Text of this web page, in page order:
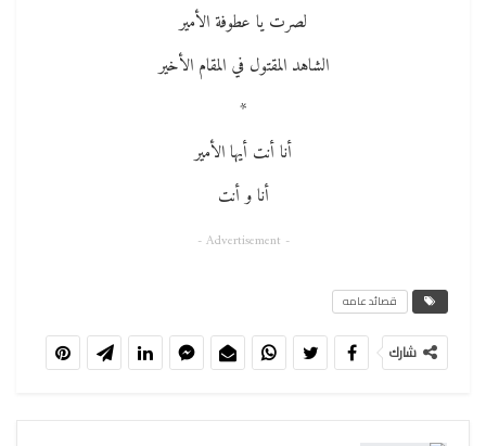
لصرت يا عطوفة الأمير
الشاهد المقتول في المقام الأخير
*
أنا أنت أيها الأمير
أنا و أنت
- Advertisement -
قصائد عامه
شارك